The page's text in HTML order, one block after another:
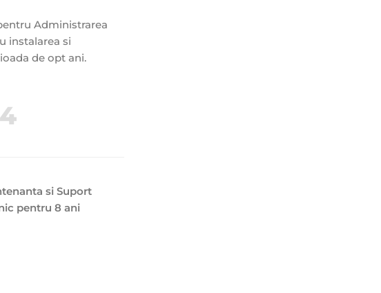
Administrarea
instalarea si
de opt ani.
si Suport
pentru 8 ani